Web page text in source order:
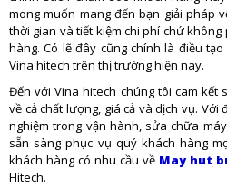
mong muốn mang đến bạn giải pháp
thời gian và tiết kiệm chi phí chứ
hàng. Có lẽ đây cũng chính là điều
Vina hitech trên thị trường hiện nay.
Đến với Vina hitech chúng tôi cam kết
về cả chất lượng, giá cả và dịch vụ.
nghiệm trong vận hành, sửa chữa
sẵn sàng phục vụ quý khách hàng
khách hàng có nhu cầu về May hut
Hitech.